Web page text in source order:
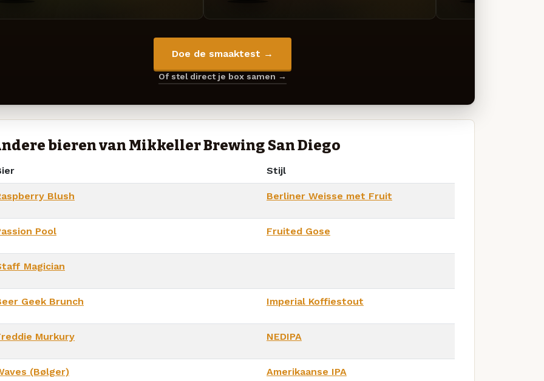
Doe de smaaktest →
Of stel direct je box samen →
bieren van Mikkeller Brewing San Diego
Stijl
Blush Berliner Weisse met Fruit
Pool Fruited Gose
Magician
Geek Brunch Imperial Koffiestout
Murkury NEDIPA
(Bølger) Amerikaanse IPA